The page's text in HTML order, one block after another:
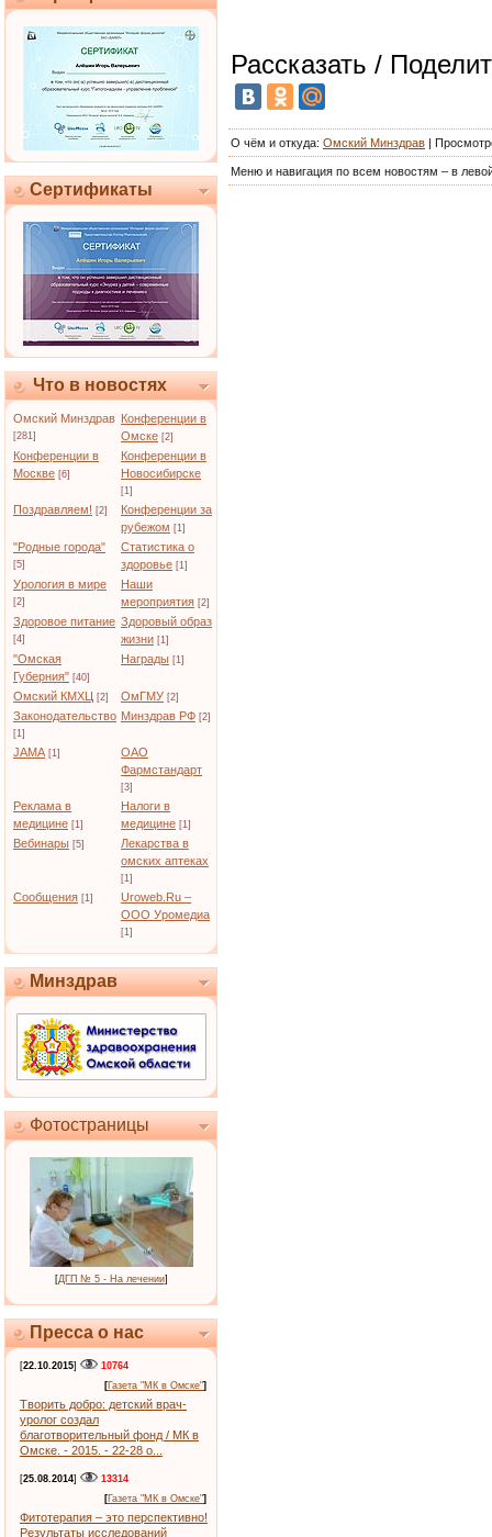
Сертификаты
Что в новостях
Омский Минздрав
[281]
Конференции в
Омске [2]
Конференции в
Москве [6]
Конференции в
Новосибирске
[1]
Поздравляем! [2]
Конференции за
рубежом [1]
"Родные города"
[5]
Статистика о
здоровье [1]
Урология в мире
[2]
Наши
мероприятия [2]
Здоровое питание
[4]
Здоровый образ
жизни [1]
"Омская
Губерния" [40]
Награды [1]
Омский КМХЦ [2] ОмГМУ [2]
Законодательство
[1]
Минздрав РФ [2]
JAMA [1]
ОАО
Фармстандарт
[3]
Реклама в
медицине [1]
Налоги в
медицине [1]
Вебинары [5]
Лекарства в
омских аптеках
[1]
Сообщения [1]
Uroweb.Ru –
ООО Уромедиа
[1]
Минздрав
Фотостраницы
[ДГП № 5 - На лечении]
Пресса о нас
[22.10.2015]
10764
[Газета "МК в Омске"]
Творить добро: детский врач-
уролог создал
благотворительный фонд / МК в
Омске. - 2015. - 22-28 о...
[25.08.2014]
13314
[Газета "МК в Омске"]
Фитотерапия – это перспективно!
Результаты исследований
Рассказать /
О чём и откуда: Омский Минздрав |
Меню и навигация по всем новостям – в